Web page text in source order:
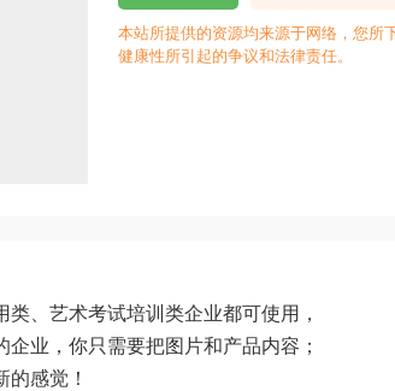
本站所提供的资源均来源于网络，您所
健康性所引起的争议和法律责任。
、艺术考试培训类企业都可使用，
业，你只需要把图片和产品内容；
感觉！